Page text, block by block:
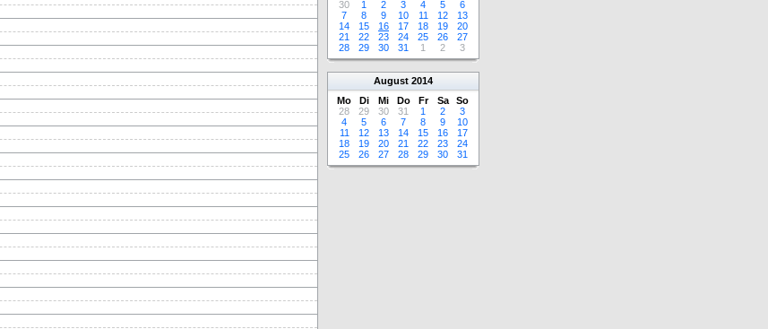
30
1 2 3 4 5
6
7
8 9 10 11 12
13
14
15 16 17 18 19
20
21
22 23 24 25 26
27
28
29 30 31 1 2 3
August 2014
Mo
Di Mi Do Fr Sa
So
28
29 30 31 1 2
3
4
5 6 7 8 9
10
11
12 13 14 15 16
17
18
19 20 21 22 23
24
25
26 27 28 29 30 31